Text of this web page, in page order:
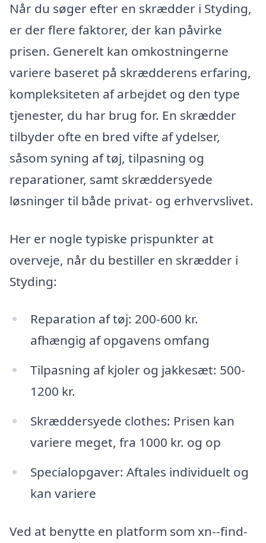
Når du søger efter en skrædder i Styding,
er der flere faktorer, der kan påvirke
prisen. Generelt kan omkostningerne
variere baseret på skrædderens erfaring,
kompleksiteten af arbejdet og den type
tjenester, du har brug for. En skrædder
tilbyder ofte en bred vifte af ydelser,
såsom syning af tøj, tilpasning og
reparationer, samt skræddersyede
løsninger til både privat- og erhvervslivet.
Her er nogle typiske prispunkter at
overveje, når du bestiller en skrædder i
Styding:
Reparation af tøj: 200-600 kr.
afhængig af opgavens omfang
Tilpasning af kjoler og jakkesæt: 500-
1200 kr.
Skræddersyede clothes: Prisen kan
variere meget, fra 1000 kr. og op
Specialopgaver: Aftales individuelt og
kan variere
Ved at benytte en platform som xn--find-